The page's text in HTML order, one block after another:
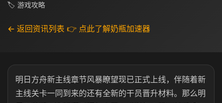
🏷 游戏攻略
← 返回资讯列表 👉 点此了解奶瓶加速器
明日方舟新主线章节风暴瞭望现已正式上线，伴随着新
主线关卡一同到来的还有全新的干员晋升材料。那么明